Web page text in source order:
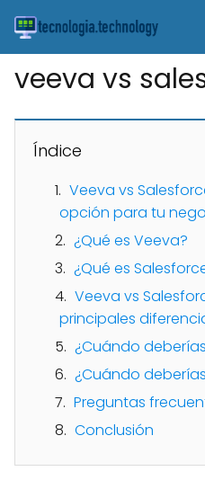
veeva vs
Índice
Veeva vs
opción para tu
¿Qué es Veeva?
¿Qué es
Veeva vs
principales
¿Cuándo
¿Cuándo
Preguntas
Conclusión